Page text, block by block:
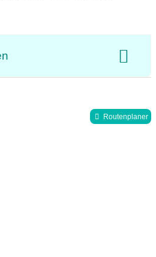
Routenplaner